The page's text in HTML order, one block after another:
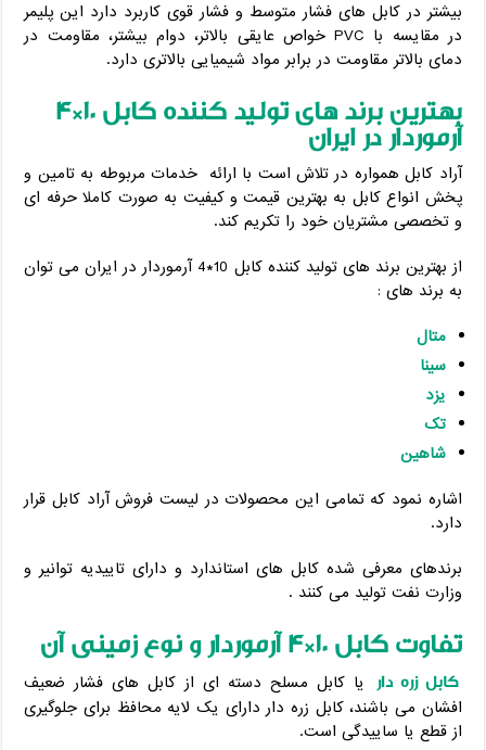
بیشتر در کابل های فشار متوسط و فشار قوی کاربرد دارد این پلیمر
در مقایسه با PVC خواص عایقی بالاتر، دوام بیشتر، مقاومت در
دمای بالاتر مقاومت در برابر مواد شیمیایی بالاتری دارد.
بهترین برند های تولید کننده کابل 10*4
آرموردار در ایران
آراد کابل همواره در تلاش است با ارائه خدمات مربوطه به تامین و
پخش انواع کابل به بهترین قیمت و کیفیت به صورت کاملا حرفه ای
و تخصصی مشتریان خود را تکریم کند.
از بهترین برند های تولید کننده کابل 10*4 آرموردار در ایران می توان
به برند های :
متال
سینا
یزد
تک
شاهین
اشاره نمود که تمامی این محصولات در لیست فروش آراد کابل قرار
دارد.
برندهای معرفی شده کابل های استاندارد و دارای تاییدیه توانیر و
وزارت نفت تولید می کنند .
تفاوت کابل 10*4 آرموردار و نوع زمینی آن
کابل زره دار یا کابل مسلح دسته ای از کابل های فشار ضعیف
افشان می باشند، کابل زره دار دارای یک لایه محافظ برای جلوگیری
از قطع یا ساییدگی است.